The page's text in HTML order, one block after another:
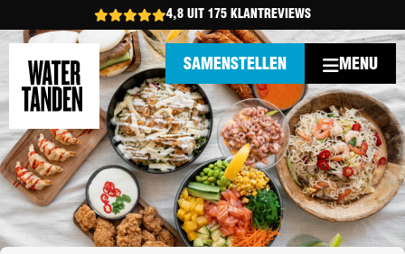
4,8 UIT 175 KLANTREVIEWS
MENU
SAMENSTELLEN